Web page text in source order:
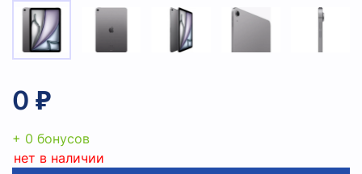
0 ₽
+ 0 бонусов
нет в наличии